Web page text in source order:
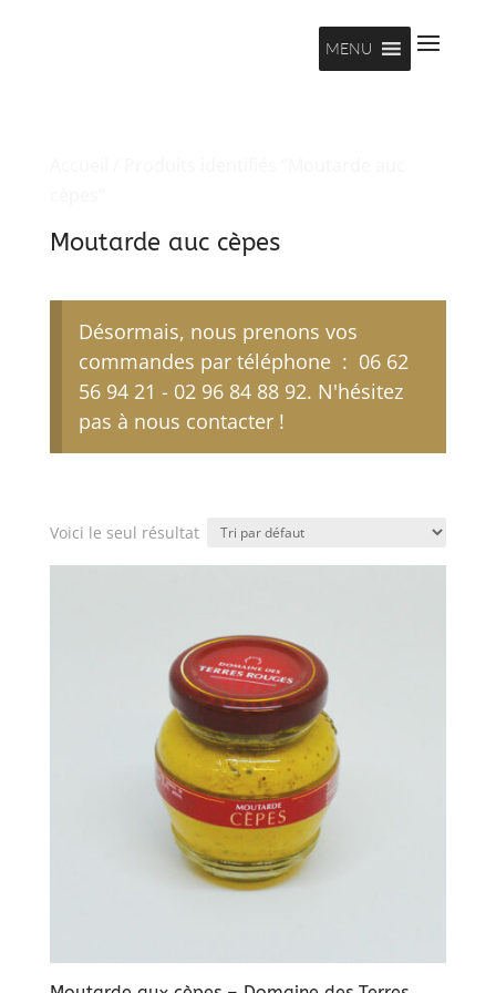
MENU
Moutarde auc cèpes
Désormais, nous prenons vos
commandes par téléphone : 06 62
56 94 21 - 02 96 84 88 92. N'hésitez
pas à nous contacter !
Voici le seul résultat